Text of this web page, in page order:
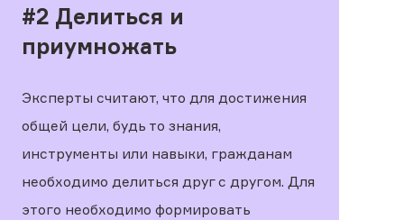
#2 Делиться и
приумножать
Эксперты считают, что для достижения
общей цели, будь то знания,
инструменты или навыки, гражданам
необходимо делиться друг с другом. Для
этого необходимо формировать